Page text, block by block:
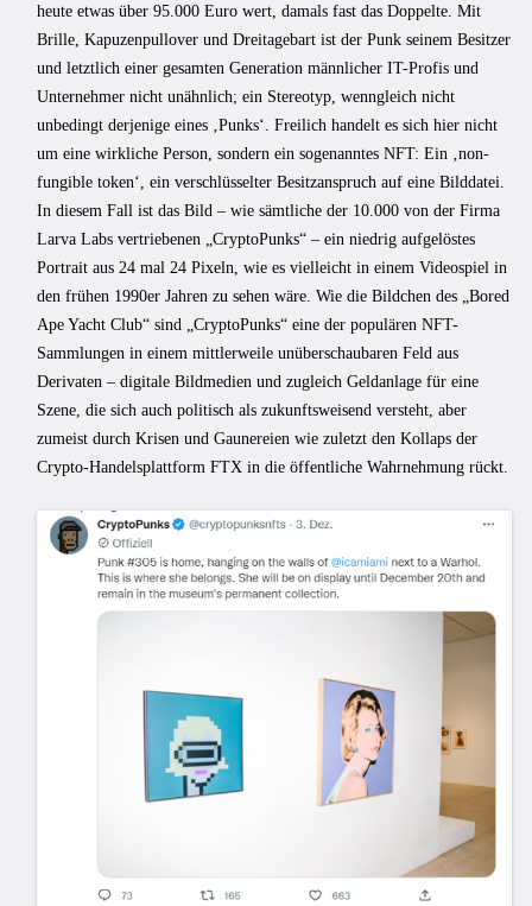
heute etwas über 95.000 Euro wert, damals fast das Doppelte. Mit
Brille, Kapuzenpullover und Dreitagebart ist der Punk seinem Besitzer
und letztlich einer gesamten Generation männlicher IT-Profis und
Unternehmer nicht unähnlich; ein Stereotyp, wenngleich nicht
unbedingt derjenige eines ‚Punks‘. Freilich handelt es sich hier nicht
um eine wirkliche Person, sondern ein sogenanntes NFT: Ein ‚non-
fungible token‘, ein verschlüsselter Besitzanspruch auf eine Bilddatei.
In diesem Fall ist das Bild – wie sämtliche der 10.000 von der Firma
Larva Labs vertriebenen „CryptoPunks“ – ein niedrig aufgelöstes
Portrait aus 24 mal 24 Pixeln, wie es vielleicht in einem Videospiel in
den frühen 1990er Jahren zu sehen wäre. Wie die Bildchen des „Bored
Ape Yacht Club“ sind „CryptoPunks“ eine der populären NFT-
Sammlungen in einem mittlerweile unüberschaubaren Feld aus
Derivaten – digitale Bildmedien und zugleich Geldanlage für eine
Szene, die sich auch politisch als zukunftsweisend versteht, aber
zumeist durch Krisen und Gaunereien wie zuletzt den Kollaps der
Crypto-Handelsplattform FTX in die öffentliche Wahrnehmung rückt.